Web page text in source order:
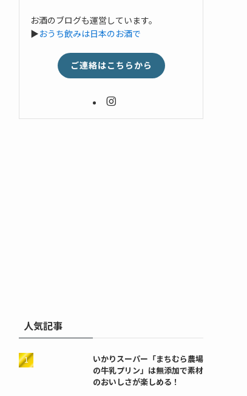
お酒のブログも運営しています。
▶おうち飲みは日本のお酒で
ご連絡はこちらから
人気記事
いかりスーパー「まちむら農場
の牛乳プリン」は無添加で素材
のおいしさが楽しめる！